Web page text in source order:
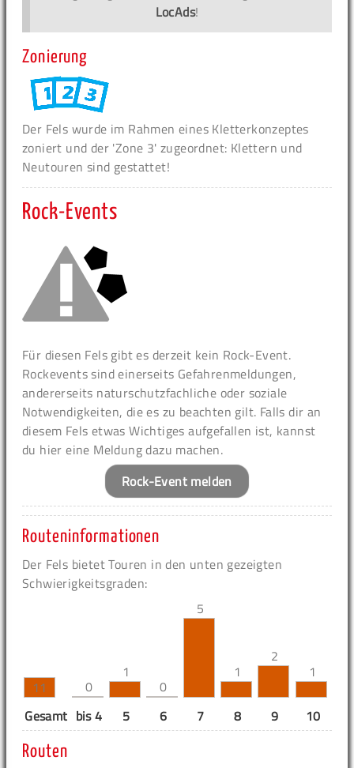
LocAds!
Zonierung
Der Fels wurde im Rahmen eines Kletterkonzeptes
zoniert und der 'Zone 3' zugeordnet: Klettern und
Neutouren sind gestattet!
Rock-Events
Für diesen Fels gibt es derzeit kein Rock-Event.
Rockevents sind einerseits Gefahrenmeldungen,
andererseits naturschutzfachliche oder soziale
Notwendigkeiten, die es zu beachten gilt. Falls dir an
diesem Fels etwas Wichtiges aufgefallen ist, kannst
du hier eine Meldung dazu machen.
Rock-Event melden
Routeninformationen
Der Fels bietet Touren in den unten gezeigten
Schwierigkeitsgraden:
11 0
1
0
5
1
2
1
Gesamt bis 4 5 6 7 8 9 10
Routen